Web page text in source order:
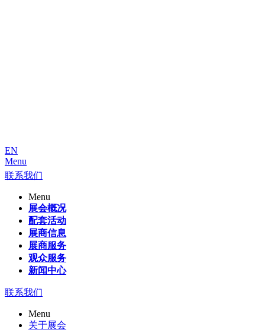
EN
Menu
联系我们
Menu
展会概况
配套活动
展商信息
展商服务
观众服务
新闻中心
联系我们
Menu
关于展会